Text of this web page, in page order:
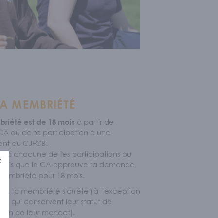
MEMBRIÉTÉ
est de 18 mois à partir de
ou de ta participation à une
du CJFCB.
chacune de tes participations ou
fois que le CA approuve ta demande,
pour 18 mois.
ta membriété s'arrête (à l’exception
qui conservent leur statut de
fin de leur mandat).